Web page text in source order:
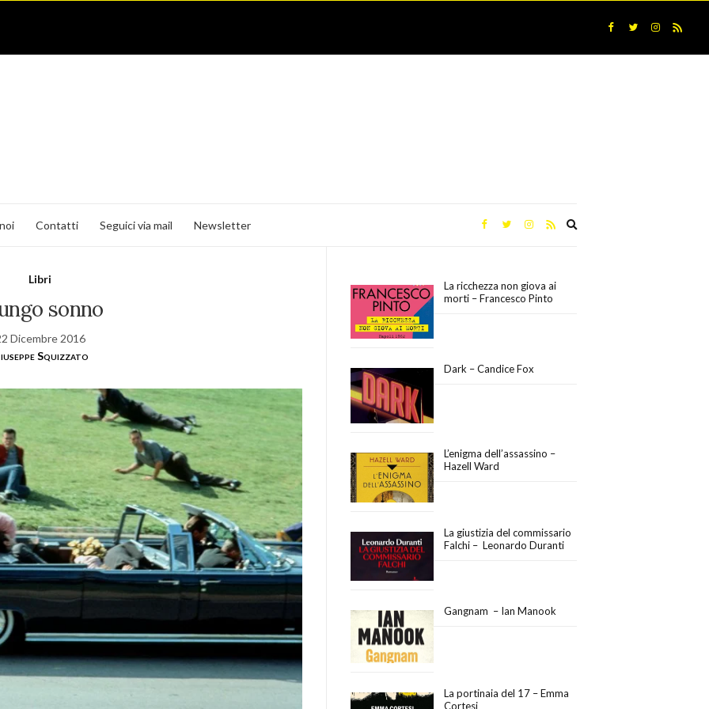
Contatti Seguici via mail Newsletter
Libri
sonno
Dicembre 2016
Squizzato
La ricchezza non giova ai
morti – Francesco Pinto
Dark – Candice Fox
L’enigma dell’assassino –
Hazell Ward
La giustizia del commissario
Falchi – Leonardo Duranti
Gangnam – Ian Manook
La portinaia del 17 – Emma
Cortesi